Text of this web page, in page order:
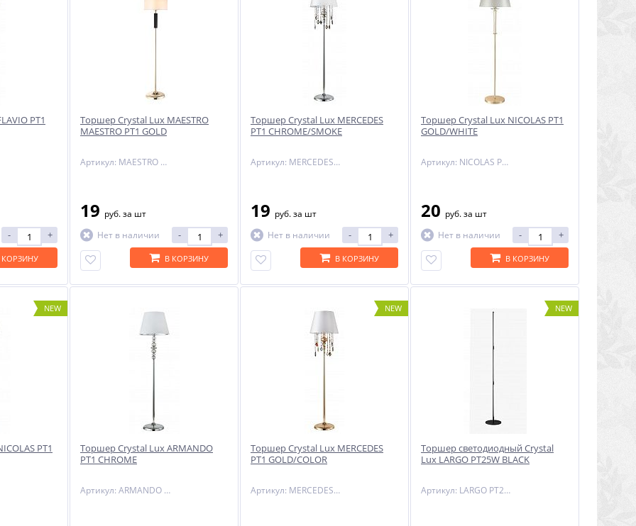
PT1
- +
КОРЗИНУ
Торшер Crystal Lux MAESTRO
MAESTRO PT1 GOLD
Артикул: MAESTRO PT1 GOLD
19 руб.за шт
Нет в наличии
- +
В КОРЗИНУ
Торшер Crystal Lux MERCEDES
PT1 CHROME/SMOKE
Артикул: MERCEDES PT1 CHROME/SMOKE
19 руб.за шт
Нет в наличии
- +
В КОРЗИНУ
Торшер Crystal Lux NICOLAS PT1
GOLD/WHITE
Артикул: NICOLAS PT1 GOLD/WHITE
20 руб.за шт
Нет в наличии
- +
В КОРЗИНУ
NEW
PT1
Торшер Crystal Lux ARMANDO
PT1 CHROME
Артикул: ARMANDO PT1 CHROME
NEW
Торшер Crystal Lux MERCEDES
PT1 GOLD/COLOR
Артикул: MERCEDES PT1 GOLD/COLOR
NEW
Торшер светодиодный Crystal
Lux LARGO PT25W BLACK
Артикул: LARGO PT25W BLACK